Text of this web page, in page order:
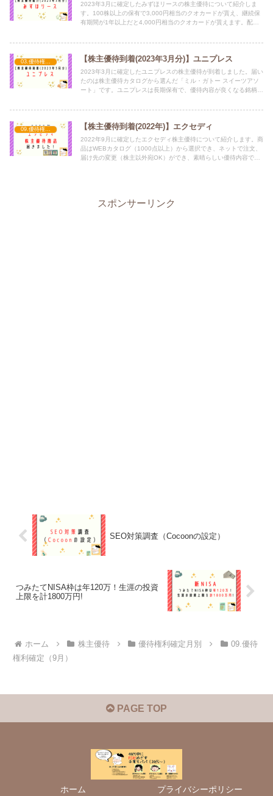
2023年3月に確定したみずほリースの株主優待について紹介しま
す。100株以上の保有で3,000円相当のクオカードが貰え、継続保
有期間が1年以上だと4,000円相当のクオカードが貰えます。配当
03.優待権利確定（3月） 【株主優待到着(2023年3月分)】ユニプレス
2023年3月に確定したユニプレスの株主優待が到着しました。届い
たのは株主優待カタログから選んだ「ミル・ガトー スイーツアソ
ート」です。ユニプレスは長期保有で、優待内容が良くなる銘柄で
09.優待権利確定（9月） 【株主優待到着(2022年)】エクセディ
2022年9月に確定したエクセディ株主優待について紹介します。商
品はWEBカタログ（1000点以上）から選択でき、ネットで注文、
届け先の変更（株主以外宛OK）ができ、素晴らしい優待内容でし
スポンサーリンク
SEO対策調査（Cocoonの設定）
つみたてNISA枠は年120万！生涯の投資
上限を計1800万円!
ホーム 株主優待 優待権利確定月別
09.優待
権利確定（9月）
PAGE TOP
ホーム プライバシーポリシー